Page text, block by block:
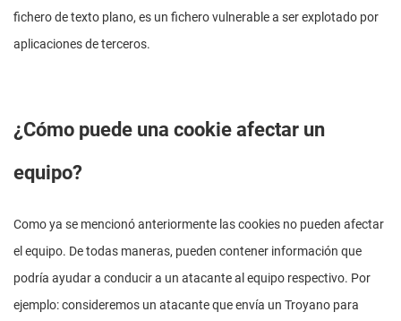
fichero de texto plano, es un fichero vulnerable a ser explotado por
aplicaciones de terceros.
¿Cómo puede una cookie afectar un
equipo?
Como ya se mencionó anteriormente las cookies no pueden afectar
el equipo. De todas maneras, pueden contener información que
podría ayudar a conducir a un atacante al equipo respectivo. Por
ejemplo: consideremos un atacante que envía un Troyano para